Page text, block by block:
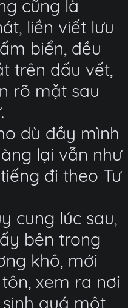
cũng là
liền viết lưu
biển, đều
trên dấu vết,
rõ mặt sau
dù đầy mình
lại vẫn như
đi theo Tư
cung lúc sau,
bên trong
khô, mới
xem ra nơi
quá một